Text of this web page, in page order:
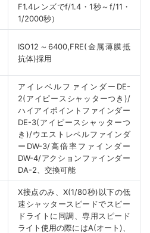
F1.4レンズでf/1.4・1秒～f/11・
1/2000秒）
ISO12～6400,FRE(金属薄膜抵
抗体)採用
アイレベルファインダーDE-
2(アイピースシャッターつき)/
ハイアイポイントファインダー
DE-3(アイピースシャッターつ
き)/ウエストレペルファインダ
ーDW-3/高倍率ファインダー
DW-4/アクションファインダー
DA-2、交換可能
X接点のみ、X(1/80秒)以下の低
速シャッタースピードでスピー
ドライトに同調、専用スピード
ライト使用の際にはA(オート)、